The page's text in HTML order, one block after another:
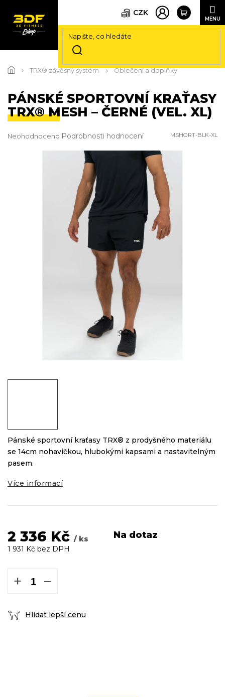
na
CZK
TRX® závěsný systém Oblečení a doplňky
PÁNSKÉ SPORTOVNÍ KRAŤASY
TRX® MESH – ČERNÉ (VEL. XL)
MSHORT-BLK-XL
Průměrné
Neohodnoceno Podrobnosti hodnocení
2 336 Kč / ks Na dotaz
1 931 Kč bez DPH
+ −
Hlídat lepší cenu
Pánské sportovní kraťasy TRX® z prodyšného materiálu
se 14cm nohavičkou, hlubokými kapsami a nastavitelným
pasem.
Více informací